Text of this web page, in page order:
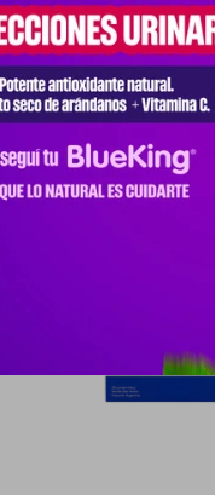
DE CALCIO Y
que te